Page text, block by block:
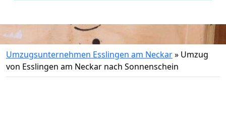
Umzugsunternehmen Esslingen am Neckar» Umzug
von Esslingen am Neckar nach Sonnenschein